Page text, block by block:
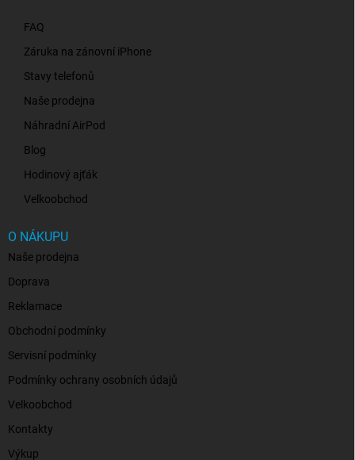
FAQ
Záruka na zánovní iPhone
Stavy telefonů
Naše prodejna
Náhradní AirPod
Blog
Hodinový ajťák
Velkoobchod
O NÁKUPU
Naše prodejna
Doprava
Reklamace
Obchodní podmínky
Servisní podmínky
Podmínky ochrany osobních údajů
Velkoobchod
Kontakty
Výkup